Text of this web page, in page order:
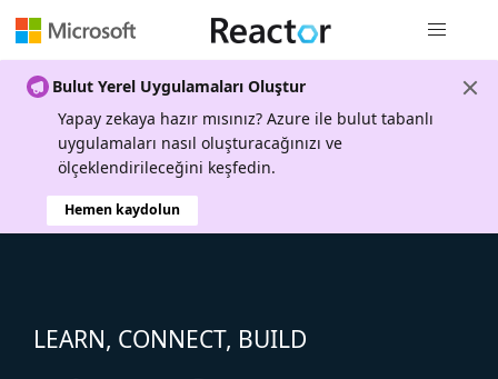
Bulut Yerel Uygulamaları Oluştur
Yapay zekaya hazır mısınız? Azure ile bulut tabanlı
uygulamaları nasıl oluşturacağınızı ve
ölçeklendirileceğini keşfedin.
Hemen kaydolun
LEARN, CONNECT, BUILD